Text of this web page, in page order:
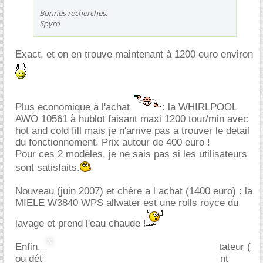
Bonnes recherches,
Spyro
Exact, et on en trouve maintenant à 1200 euro environ
Plus economique à l'achat
: la WHIRLPOOL
AWO 10561 à hublot faisant maxi 1200 tour/min avec
hot and cold fill mais je n'arrive pas a trouver le detail
du fonctionnement. Prix autour de 400 euro !
Pour ces 2 modèles, je ne sais pas si les utilisateurs
sont satisfaits.
Nouveau (juin 2007) et chère a l achat (1400 euro) : la
MIELE W3840 WPS allwater est une rolls royce du
lavage et prend l'eau chaude !
Enfin, Ariston et Daewoo au travers d'un importateur (
ou détaillant ) normand vu sur internet proposent